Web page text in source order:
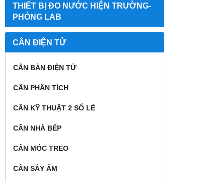
THIẾT BỊ ĐO NƯỚC HIỆN TRƯỜNG-
PHÒNG LAB
CÂN ĐIỆN TỬ
CÂN BÀN ĐIỆN TỬ
CÂN PHÂN TÍCH
CÂN KỸ THUẬT 2 SỐ LẺ
CÂN NHÀ BẾP
CÂN MÓC TREO
CÂN SẤY ẨM